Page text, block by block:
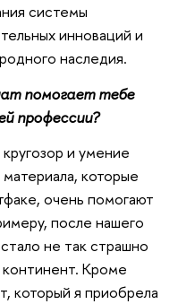
системы
инноваций и
наследия.
помогает тебе
профессии?
и умение
которые
очень помогают
после нашего
не так страшно
континент. Кроме
который я приобрела